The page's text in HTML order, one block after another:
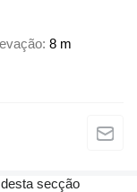
8 m
secção